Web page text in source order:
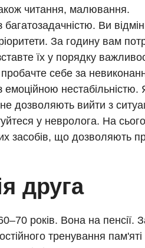
читання, малювання.
багатозадачністю. Ви
За годину вам
їх у порядку
себе за
емоційною
дозволяють вийти з
у невролога. На
засобів, що дозволяють
друга
років. Вона на пенсії.
тренування